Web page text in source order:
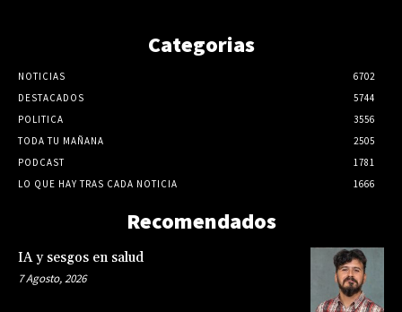
Categorias
NOTICIAS
6702
DESTACADOS
5744
POLITICA
3556
TODA TU MAÑANA
2505
PODCAST
1781
LO QUE HAY TRAS CADA NOTICIA
1666
Recomendados
IA y sesgos en salud
7 Agosto, 2026